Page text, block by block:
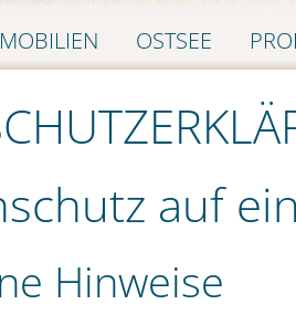
OSTSEE
auf
Hinweise